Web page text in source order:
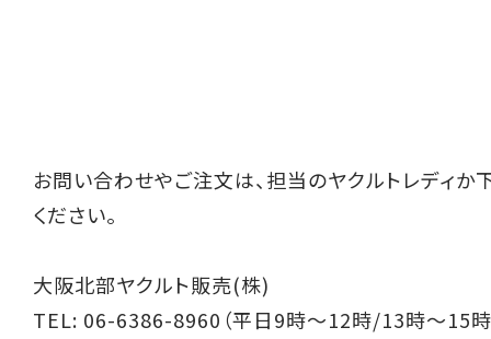
お問い合わせやご注文は、担当のヤクルトレディか
ください。
大阪北部ヤクルト販売(株)
TEL: 06-6386-8960（平日9時～12時/13時～15時